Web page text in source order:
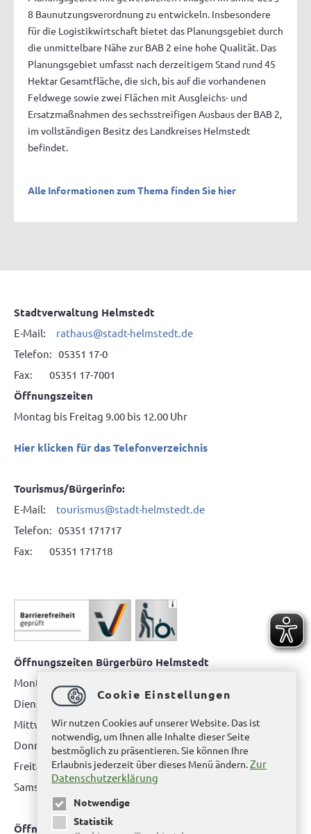
8 Baunutzungsverordnung zu entwickeln. Insbesondere
für die Logistikwirtschaft bietet das Planungsgebiet durch
die unmittelbare Nähe zur BAB 2 eine hohe Qualität. Das
Planungsgebiet umfasst nach derzeitigem Stand rund 45
Hektar Gesamtfläche, die sich, bis auf die vorhandenen
Feldwege sowie zwei Flächen mit Ausgleichs- und
Ersatzmaßnahmen des sechsstreifigen Ausbaus der BAB 2,
im vollständigen Besitz des Landkreises Helmstedt
befindet.
Alle Informationen zum Thema finden Sie hier
Stadtverwaltung Helmstedt
E-Mail: rathaus@stadt-helmstedt.de
Telefon: 05351 17-0
Fax: 05351 17-7001
Öffnungszeiten
Montag bis Freitag 9.00 bis 12.00 Uhr
Hier klicken für das Telefonverzeichnis
Tourismus/Bürgerinfo:
E-Mail: tourismus@stadt-helmstedt.de
Telefon: 05351 171717
Fax: 05351 171718
Öffnungszeiten Bürgerbüro Helmstedt
Montag: 08.00 bis 12.00 Uhr
Dienstag: 08.00 bis 12.00 Uhr & 15.00 Uhr bis 17.00 Uhr
Mittwoch: nur nach Terminvereinbarung
Donnerstag: 08.00 bis 12.00 Uhr & 14.00 Uhr bis 16.00 Uhr
Freitag: nur nach Terminvereinbarung
Samstag:bitte hier klicken
Öffnungszeiten Bürgerbüro Büddenstedt
Cookie Einstellungen
Wir nutzen Cookies auf unserer Website. Das ist
notwendig, um Ihnen alle Inhalte dieser Seite
bestmöglich zu präsentieren. Sie können Ihre
Erlaubnis jederzeit über dieses Menü ändern.Zur
Datenschutzerklärung
Notwendige
Statistik